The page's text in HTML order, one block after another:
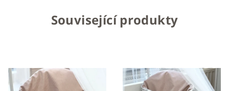
Související produkty